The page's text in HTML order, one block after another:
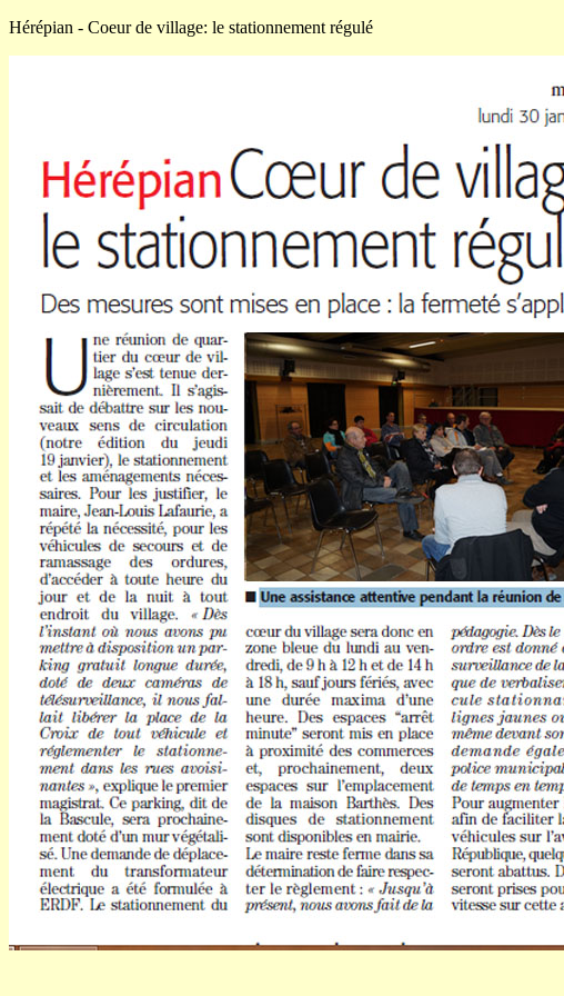
Hérépian - Coeur de village: le stationnement régulé